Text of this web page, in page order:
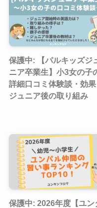
保護中: 【パルキッズジ
ニア卒業生】小3女の子
詳細口コミ体験談・効果
ジュニア後の取り組み
保護中: 2026年度【ユン